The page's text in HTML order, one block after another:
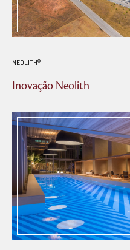
NEOLITH®
Inovação Neolith